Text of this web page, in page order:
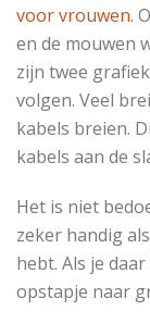
voor vrouwen.
en de mouwen
zijn twee
volgen. Veel
kabels breien.
kabels aan de
Het is niet
zeker handig
hebt. Als je
opstapje naar